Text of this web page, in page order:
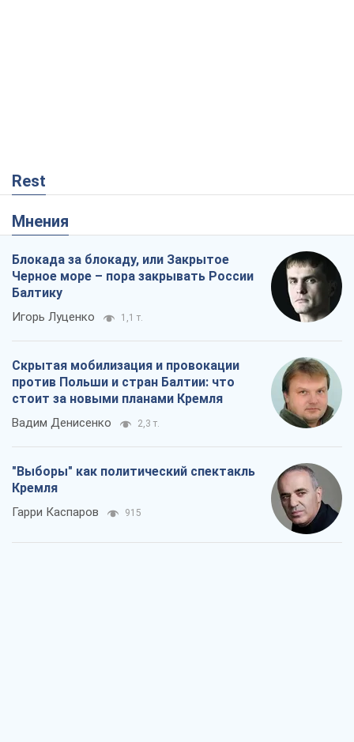
Rest
Мнения
Блокада за блокаду, или Закрытое
Черное море – пора закрывать России
Балтику
Игорь Луценко 1,1 т.
Скрытая мобилизация и провокации
против Польши и стран Балтии: что
стоит за новыми планами Кремля
Вадим Денисенко 2,3 т.
"Выборы" как политический спектакль
Кремля
Гарри Каспаров 915